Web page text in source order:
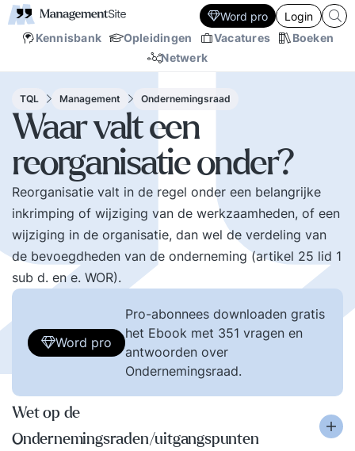
Kennisbank Opleidingen Vacatures
Boeken
Netwerk
Word pro Login
TQL Management Ondernemingsraad
Waar valt een
reorganisatie onder?
Reorganisatie valt in de regel onder een belangrijke
inkrimping of wijziging van de werkzaamheden, of een
wijziging in de organisatie, dan wel de verdeling van
de bevoegdheden van de onderneming (artikel 25 lid 1
sub d. en e. WOR).
Word pro
Pro-abonnees downloaden gratis
het Ebook met 351 vragen en
antwoorden over
Ondernemingsraad.
Wet op de
Ondernemingsraden/uitgangspunten